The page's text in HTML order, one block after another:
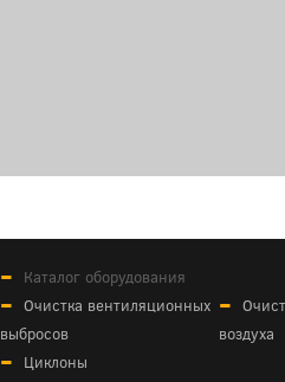
Каталог оборудования
Очистка вентиляционных
выбросов
воздуха
Циклоны